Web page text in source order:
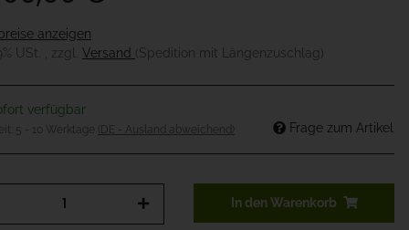
anzeigen
USt. , zzgl. Versand (Spedition mit Längenzuschlag)
verfügbar
5 - 10 Werktage (DE - Ausland abweichend) Frage zum Artikel
In den Warenkorb